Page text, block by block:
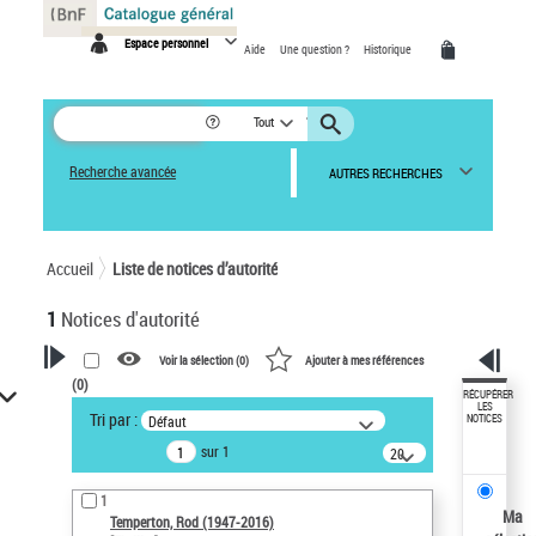
Espace personnel Aide Une question ? Historique
Tout
Recherche avancée AUTRES RECHERCHES
Accueil Liste de notices d’autorité
1 Notices d'autorité
VOTRE RECHERCHE
Recherche avancée dans les
notices d’autorité
Œuvres liées à l'auteur :
Temperton, Rod (1947-2016)
Voir la sélection (0) Ajouter à mes références
(0)
Tri par : Défaut
sur 1
20
résultats/page
1
Temperton, Rod (1947-2016)
RÉCUPÉRER
LES
NOTICES
Ma
Panneau de gestion des cookies